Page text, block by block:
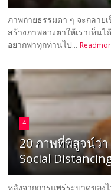
ภาพถ่ายธรรมดา ๆ จะกลาย
สร้างภาพลวงตาให้เราเห็น
อยากพาทุกท่านไป...
4
20 ภาพที่พิสูจน์ว่
Social
หลังจากการแพร่ระบาดของ